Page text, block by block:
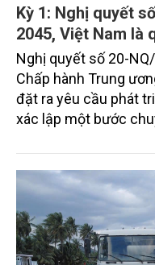
Kỳ 1: Nghị quyết
2045, Việt Nam là
Nghị quyết số 20-
Chấp hành Trung
đặt ra yêu cầu phát
xác lập một bước
"phát triển kinh tế
gia biển mạnh".
nghiệp và Môi
từ hoàn thiện thể
quản lý tài nguyên
hệ sinh thái và kiến